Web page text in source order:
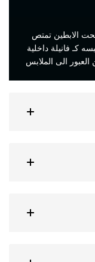
الابطين تمتص
كـ فانيلة داخلية
الى الملابس